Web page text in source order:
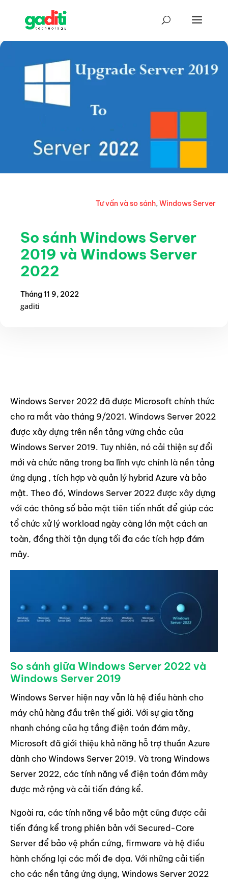
Tư vấn và so sánh,Windows Server
So sánh Windows Server
2019 và Windows Server
2022
Tháng 11 9, 2022
gaditi
Windows Server 2022 đã được Microsoft chính thức
cho ra mắt vào tháng 9/2021. Windows Server 2022
được xây dựng trên nền tảng vững chắc của
Windows Server 2019. Tuy nhiên, nó cải thiện sự đổi
mới và chức năng trong ba lĩnh vực chính là nền tảng
ứng dụng , tích hợp và quản lý hybrid Azure và bảo
mật. Theo đó, Windows Server 2022 được xây dựng
với các thông số bảo mật tiên tiến nhất để giúp các
tổ chức xử lý workload ngày càng lớn một cách an
toàn, đồng thời tận dụng tối đa các tích hợp đám
mây.
So sánh giữa Windows Server 2022 và
Windows Server 2019
Windows Server hiện nay vẫn là hệ điều hành cho
máy chủ hàng đầu trên thế giới. Với sự gia tăng
nhanh chóng của hạ tầng điện toán đám mây,
Microsoft đã giới thiệu khả năng hỗ trợ thuần Azure
dành cho Windows Server 2019. Và trong Windows
Server 2022, các tính năng về điện toán đám mây
được mở rộng và cải tiến đáng kể.
Ngoài ra, các tính năng về bảo mật cũng được cải
tiến đáng kể trong phiên bản với Secured-Core
Server để bảo vệ phần cứng, firmware và hệ điều
hành chống lại các mối đe dọa. Với những cải tiến
cho các nền tảng ứng dụng, Windows Server 2022